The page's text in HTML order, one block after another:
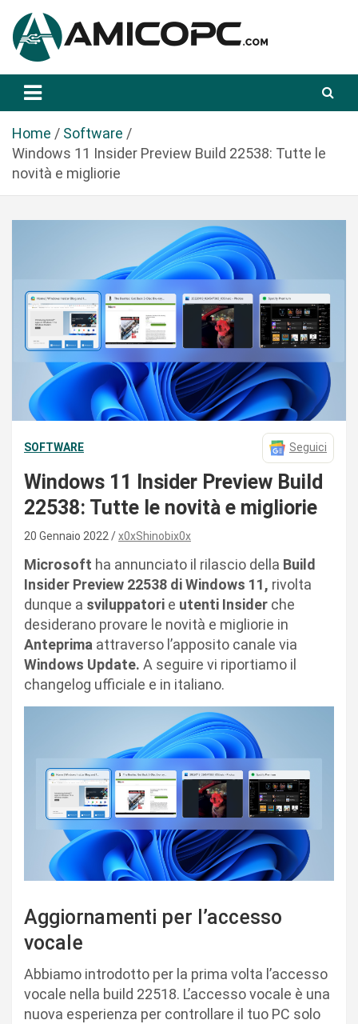
a
Amicopc.com
Home
Software
Windows 11 Insider Preview Build 22538: Tutte le
novità e migliorie
SOFTWARE Seguici
Windows 11 Insider Preview Build
22538: Tutte le novità e migliorie
20 Gennaio 2022 x0xShinobix0x
Microsoft ha annunciato il rilascio della Build
Insider Preview 22538 di Windows 11, rivolta
dunque a sviluppatori e utenti Insider che
desiderano provare le novità e migliorie in
Anteprima attraverso l’apposito canale via
Windows Update. A seguire vi riportiamo il
changelog ufficiale e in italiano.
Aggiornamenti per l’accesso
vocale
Abbiamo introdotto per la prima volta l’accesso
vocale nella build 22518. L’accesso vocale è una
nuova esperienza per controllare il tuo PC solo